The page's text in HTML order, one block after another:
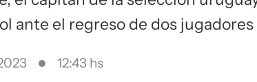
ante el regreso de dos
12:43 hs